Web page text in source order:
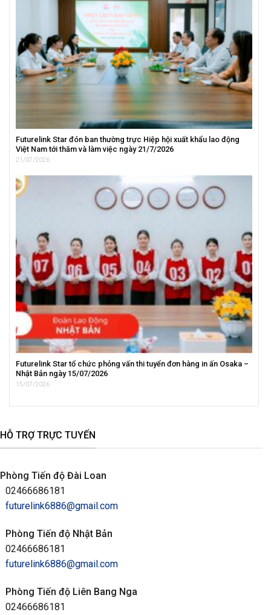
Futurelink Star đón ban thường trực Hiệp hội xuất khẩu lao động
Việt Nam tới thăm và làm việc ngày 21/7/2026
21/07/2026
Futurelink Star tổ chức phỏng vấn thi tuyển đơn hàng in ấn Osaka –
Nhật Bản ngày 15/07/2026
15/07/2026
HỖ TRỢ TRỰC TUYẾN
Phòng Tiến độ Đài Loan
02466686181
futurelink6886@gmail.com
Phòng Tiến độ Nhật Bản
02466686181
futurelink6886@gmail.com
Phòng Tiến độ Liên Bang Nga
02466686181